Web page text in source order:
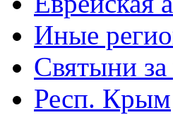
Иные
Святыни
Респ. Крым